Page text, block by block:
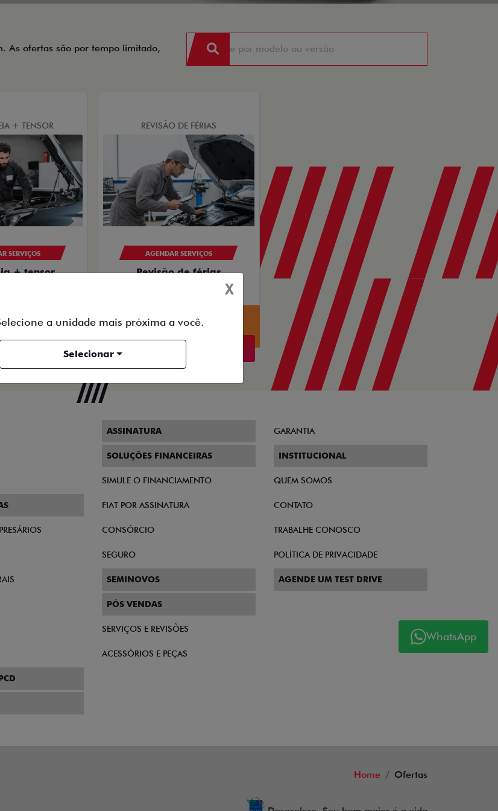
As ofertas são por tempo limitado,
+ TENSOR
SERVIÇOS
+ tensor
dias
oferta acabar
REVISÃO DE FÉRIAS
AGENDAR SERVIÇOS
Revisão de férias
Para essa oferta acabar
WhatsApp
ASSINATURA
SOLUÇÕES FINANCEIRAS
SIMULE O FINANCIAMENTO
FIAT POR ASSINATURA
CONSÓRCIO
SEGURO
SEMINOVOS
PÓS VENDAS
SERVIÇOS E REVISÕES
ACESSÓRIOS E PEÇAS
GARANTIA
INSTITUCIONAL
QUEM SOMOS
CONTATO
TRABALHE CONOSCO
POLÍTICA DE PRIVACIDADE
AGENDE UM TEST DRIVE
Home Ofertas
X
a unidade mais próxima a você.
Selecionar